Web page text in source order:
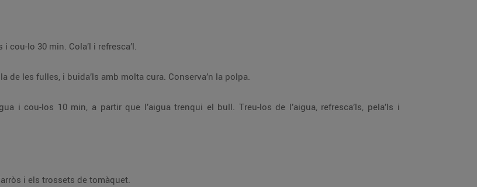
Posa a bullir una olla amb aigua, aboca-hi l’arròs i cou-lo 30 min. Cola’l i refresca’l.
Renta bé els tomàquets. Talla’n la part superior, la de les fulles, i buida’ls amb molta cura. Conserva’n la polpa.
Treu-los de l’aigua, refresca’ls, pela’ls i
En un bol, barreja els ous durs amb la tonyina, l'arròs i els trossets de tomàquet.